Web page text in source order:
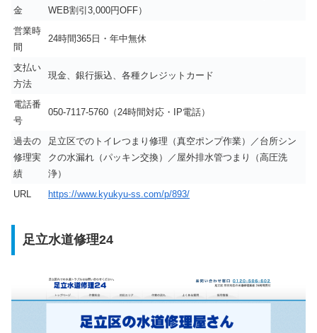
金
WEB割引3,000円OFF）
営業時
間
24時間365日・年中無休
支払い
方法
現金、銀行振込、各種クレジットカード
電話番
号
050-7117-5760（24時間対応・IP電話）
過去の
修理実
績
足立区でのトイレつまり修理（真空ポンプ作業）／台所シン
クの水漏れ（パッキン交換）／屋外排水管つまり（高圧洗
浄）
URL
https://www.kyukyu-ss.com/p/893/
足立水道修理24